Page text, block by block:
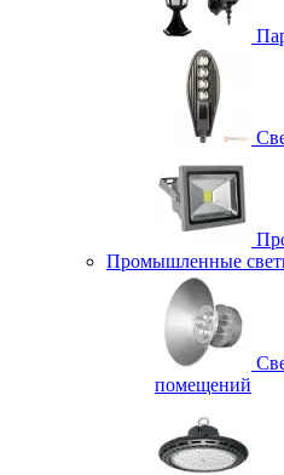
Промышленные
помещений